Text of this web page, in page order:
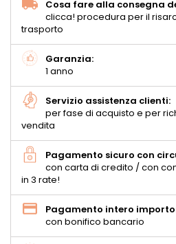
Cosa fare alla consegna
clicca! procedura per il
trasporto
Garanzia:
1 anno
Servizio assistenza clienti:
per fase di acquisto e per
vendita
Pagamento sicuro con
con carta di credito / con
in 3 rate!
Pagamento intero
con bonifico bancario